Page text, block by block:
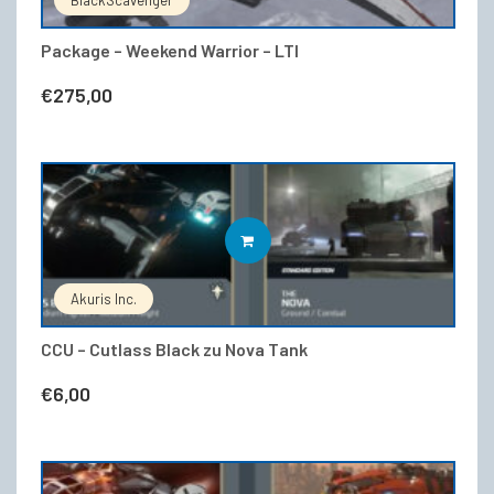
Package – Weekend Warrior – LTI
€275,00
Akuris Inc.
CCU – Cutlass Black zu Nova Tank
€6,00
WEITERLESEN